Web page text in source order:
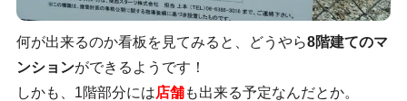
何が出来るのか看板を見てみると、どうやら8階建てのマ
ンションができるようです！
しかも、1階部分には店舗も出来る予定なんだとか。